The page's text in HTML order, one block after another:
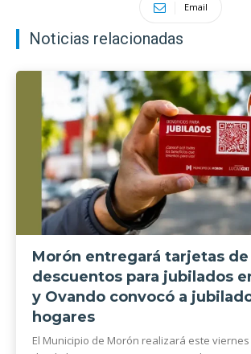
Email
Noticias relacionadas
Morón entregará tarjetas de
descuentos para jubilados
y Ovando convocó a
hogares
El Municipio de Morón realizará este